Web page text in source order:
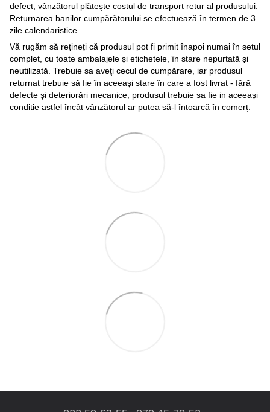
defect, vânzătorul plăteşte costul de transport retur al produsului.
Returnarea banilor cumpărătorului se efectuează în termen de 3
zile calendaristice.
Vă rugăm să rețineți că produsul pot fi primit înapoi numai în setul
complet, cu toate ambalajele și etichetele, în stare nepurtată și
neutilizată. Trebuie sa aveţi cecul de cumpărare, iar produsul
returnat trebuie să fie în aceeaşi stare în care a fost livrat - fără
defecte și deteriorări mecanice, produsul trebuie sa fie in aceeași
conditie astfel încât vânzătorul ar putea să-l întoarcă în comerț.